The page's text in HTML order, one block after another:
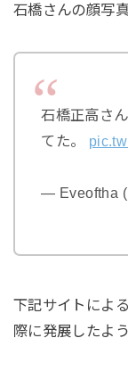
石橋さんの顔写
石橋正高さ
てた。
— Eveoftha
下記サイトによ
際に発展したよ